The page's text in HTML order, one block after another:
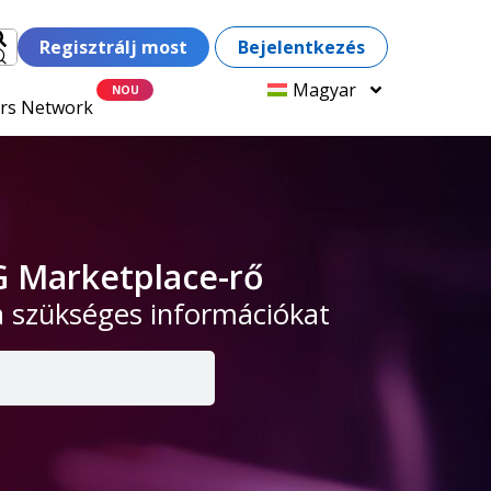
Regisztrálj most Bejelentkezés
Network
Magyar
Marketplace-rő
információkat